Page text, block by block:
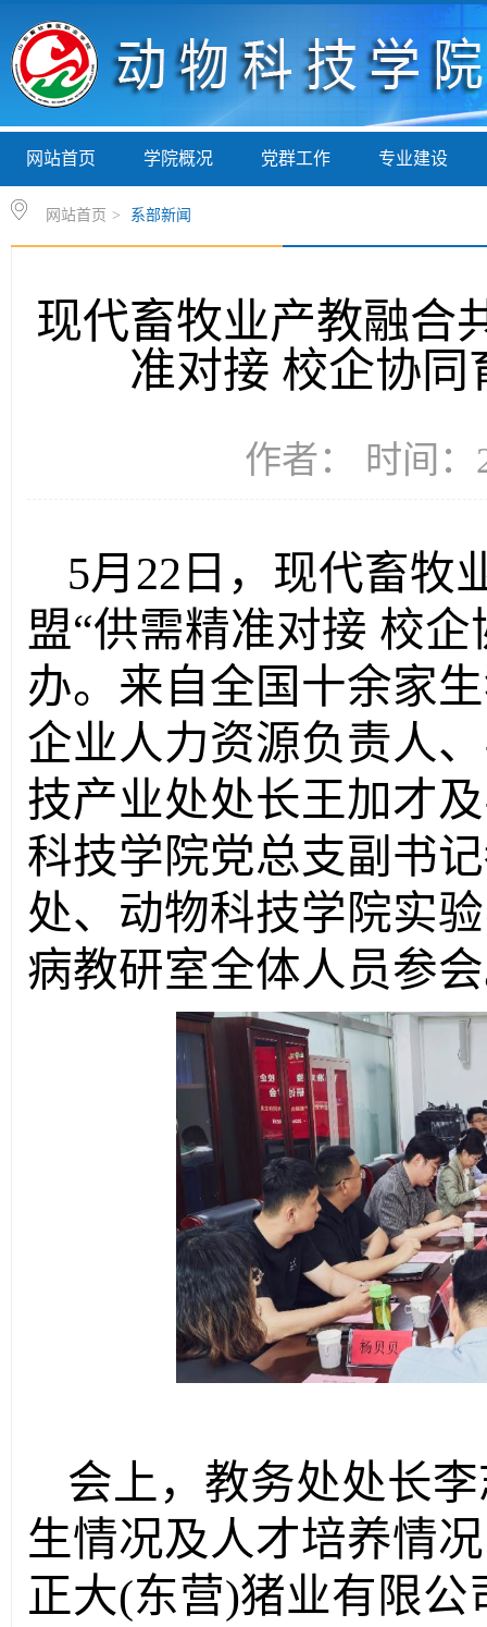
网站首页 学院概况 党群工作 专业建设
网站首页 > 系部新闻
现代畜牧业产教融合
准对接 校企协同
作者： 时间：
5月22日，现代畜牧
盟“供需精准对接 校
办。来自全国十余家
企业人力资源负责人
技产业处处长王加才
科技学院党总支副书
处、动物科技学院实
病教研室全体人员参
会上，教务处处长
生情况及人才培养情
正大(东营)猪业有限